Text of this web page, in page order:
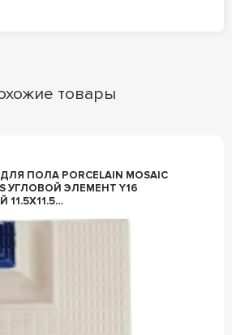
товары
ПОЛА PORCELAIN MOSAIC
УГЛОВОЙ ЭЛЕМЕНТ Y16